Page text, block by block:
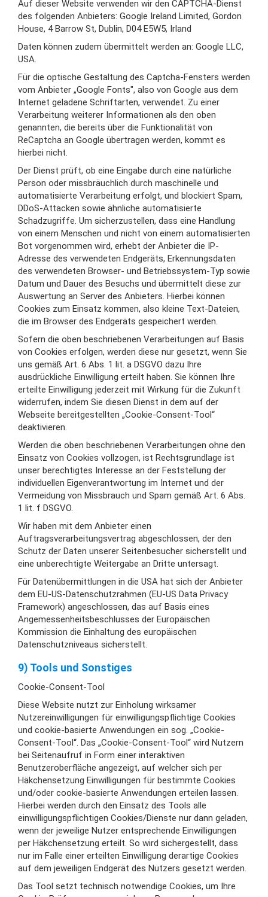
Auf dieser Website verwenden wir den CAPTCHA-Dienst
des folgenden Anbieters: Google Ireland Limited, Gordon
House, 4 Barrow St, Dublin, D04 E5W5, Irland
Daten können zudem übermittelt werden an: Google LLC,
USA.
Für die optische Gestaltung des Captcha-Fensters werden
vom Anbieter „Google Fonts", also von Google aus dem
Internet geladene Schriftarten, verwendet. Zu einer
Verarbeitung weiterer Informationen als den oben
genannten, die bereits über die Funktionalität von
ReCaptcha an Google übertragen werden, kommt es
hierbei nicht.
Der Dienst prüft, ob eine Eingabe durch eine natürliche
Person oder missbräuchlich durch maschinelle und
automatisierte Verarbeitung erfolgt, und blockiert Spam,
DDoS-Attacken sowie ähnliche automatisierte
Schadzugriffe. Um sicherzustellen, dass eine Handlung
von einem Menschen und nicht von einem automatisierten
Bot vorgenommen wird, erhebt der Anbieter die IP-
Adresse des verwendeten Endgeräts, Erkennungsdaten
des verwendeten Browser- und Betriebssystem-Typ sowie
Datum und Dauer des Besuchs und übermittelt diese zur
Auswertung an Server des Anbieters. Hierbei können
Cookies zum Einsatz kommen, also kleine Text-Dateien,
die im Browser des Endgeräts gespeichert werden.
Sofern die oben beschriebenen Verarbeitungen auf Basis
von Cookies erfolgen, werden diese nur gesetzt, wenn Sie
uns gemäß Art. 6 Abs. 1 lit. a DSGVO dazu Ihre
ausdrückliche Einwilligung erteilt haben. Sie können Ihre
erteilte Einwilligung jederzeit mit Wirkung für die Zukunft
widerrufen, indem Sie diesen Dienst in dem auf der
Webseite bereitgestellten „Cookie-Consent-Tool“
deaktivieren.
Werden die oben beschriebenen Verarbeitungen ohne den
Einsatz von Cookies vollzogen, ist Rechtsgrundlage ist
unser berechtigtes Interesse an der Feststellung der
individuellen Eigenverantwortung im Internet und der
Vermeidung von Missbrauch und Spam gemäß Art. 6 Abs.
1 lit. f DSGVO.
Wir haben mit dem Anbieter einen
Auftragsverarbeitungsvertrag abgeschlossen, der den
Schutz der Daten unserer Seitenbesucher sicherstellt und
eine unberechtigte Weitergabe an Dritte untersagt.
Für Datenübermittlungen in die USA hat sich der Anbieter
dem EU-US-Datenschutzrahmen (EU-US Data Privacy
Framework) angeschlossen, das auf Basis eines
Angemessenheitsbeschlusses der Europäischen
Kommission die Einhaltung des europäischen
Datenschutzniveaus sicherstellt.
9) Tools und Sonstiges
Cookie-Consent-Tool
Diese Website nutzt zur Einholung wirksamer
Nutzereinwilligungen für einwilligungspflichtige Cookies
und cookie-basierte Anwendungen ein sog. „Cookie-
Consent-Tool“. Das „Cookie-Consent-Tool“ wird Nutzern
bei Seitenaufruf in Form einer interaktiven
Benutzeroberfläche angezeigt, auf welcher sich per
Häkchensetzung Einwilligungen für bestimmte Cookies
und/oder cookie-basierte Anwendungen erteilen lassen.
Hierbei werden durch den Einsatz des Tools alle
einwilligungspflichtigen Cookies/Dienste nur dann geladen,
wenn der jeweilige Nutzer entsprechende Einwilligungen
per Häkchensetzung erteilt. So wird sichergestellt, dass
nur im Falle einer erteilten Einwilligung derartige Cookies
auf dem jeweiligen Endgerät des Nutzers gesetzt werden.
Das Tool setzt technisch notwendige Cookies, um Ihre